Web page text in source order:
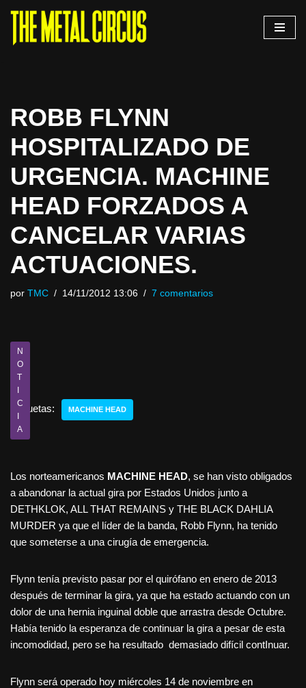
Saltar
ROBB FLYNN
HOSPITALIZADO DE
URGENCIA. MACHINE
HEAD FORZADOS A
CANCELAR VARIAS
ACTUACIONES.
por TMC 14/11/2012 13:06 7 comentarios
N
O
T
I
C
I
A
Etiquetas: MACHINE HEAD
Los norteamericanos MACHINE HEAD, se han visto obligados
a abandonar la actual gira por Estados Unidos junto a
DETHKLOK, ALL THAT REMAINS y THE BLACK DAHLIA
MURDER ya que el líder de la banda, Robb Flynn, ha tenido
que someterse a una cirugía de emergencia.
Flynn tenía previsto pasar por el quirófano en enero de 2013
después de terminar la gira, ya que ha estado actuando con un
dolor de una hernia inguinal doble que arrastra desde Octubre.
Había tenido la esperanza de continuar la gira a pesar de esta
incomodidad, pero se ha resultado demasiado difícil contInuar.
Flynn será operado hoy miércoles 14 de noviembre en